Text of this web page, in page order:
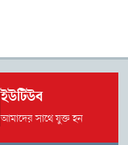
ইউটিউব
আমাদের সাথে যুক্ত হন